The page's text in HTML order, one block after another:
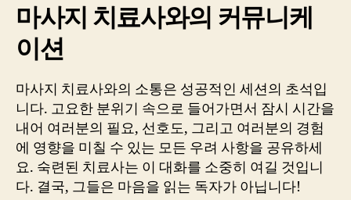
마사지 치료사와의 커뮤니케
이션
마사지 치료사와의 소통은 성공적인 세션의 초석입
니다. 고요한 분위기 속으로 들어가면서 잠시 시간을
내어 여러분의 필요, 선호도, 그리고 여러분의 경험
에 영향을 미칠 수 있는 모든 우려 사항을 공유하세
요. 숙련된 치료사는 이 대화를 소중히 여길 것입니
다. 결국, 그들은 마음을 읽는 독자가 아닙니다!